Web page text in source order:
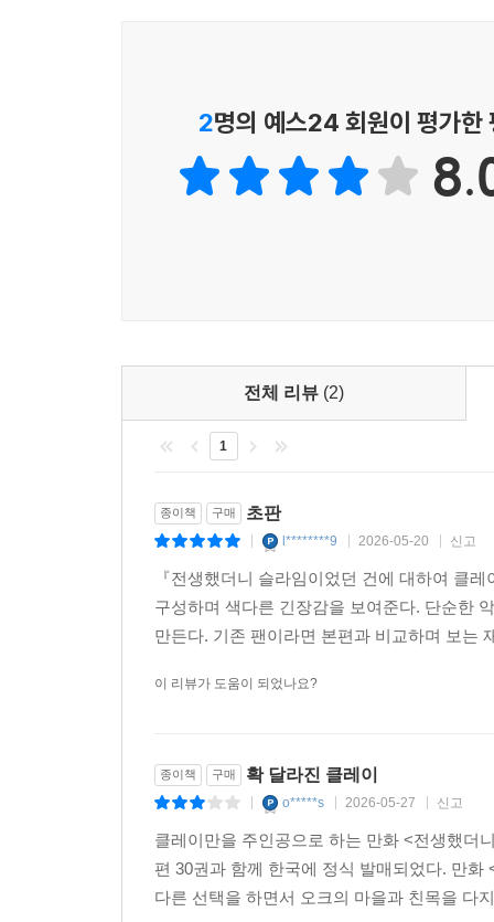
2명의 예스24 회원이 평가한
전체 리뷰 (2)
1
종이책 구매 초판
l********9 2026-05-20 신고
『전생했더니 슬라임이었던 건에 대하여 클
구성하며 색다른 긴장감을 보여준다. 단순한
만든다. 기존 팬이라면 본편과 비교하며 보는
이 리뷰가 도움이 되었나요?
종이책 구매 확 달라진 클레이
o*****s 2026-05-27 신고
클레이만을 주인공으로 하는 만화 <전생했더
편 30권과 함께 한국에 정식 발매되었다. 만
다른 선택을 하면서 오크의 마을과 친목을 다